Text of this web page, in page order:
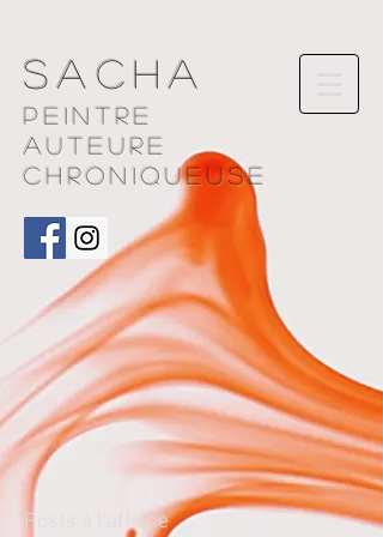
Sacha
Peintre
AUTEURE
chroniqueuse
Posts à l'affiche